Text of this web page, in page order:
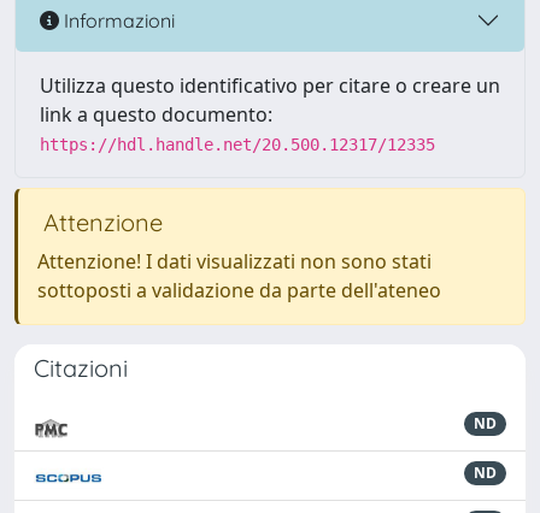
Informazioni
Utilizza questo identificativo per citare o creare un
link a questo documento:
https://hdl.handle.net/20.500.12317/12335
Attenzione
Attenzione! I dati visualizzati non sono stati
sottoposti a validazione da parte dell'ateneo
Citazioni
ND
ND